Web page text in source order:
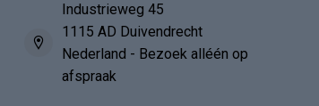
Industrieweg 45
1115 AD Duivendrecht
Nederland - Bezoek alléén op
afspraak